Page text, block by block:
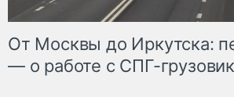
От Москвы до Иркутска:
— о работе с СПГ-